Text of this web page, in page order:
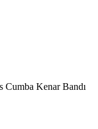
Cumba Kenar Bandı